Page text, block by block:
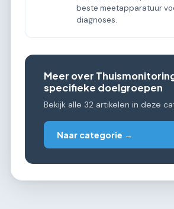
beste meetapparatuur
diagnoses.
Meer over
specifieke doelgroepen
Bekijk alle 32 artikelen in deze
Naar categorie →